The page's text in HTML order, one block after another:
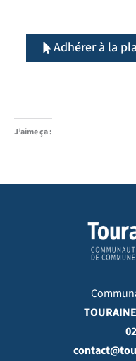
Adhérer à la
J’aime ça :